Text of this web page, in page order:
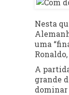
Nesta
uma
A
grande
dominar